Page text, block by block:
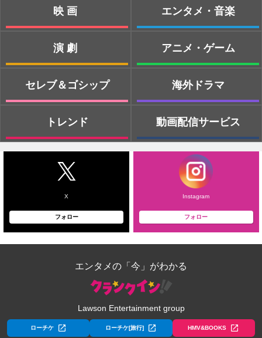
映画
演劇
セレブ＆ゴシップ
トレンド
エンタメ・音楽
アニメ・ゲーム
海外ドラマ
動画配信サービス
X
フォロー
Instagram
フォロー
エンタメの「今」がわかる
Lawson Entertainment group
ローチケ ローチケ[旅行] HMV&BOOKS